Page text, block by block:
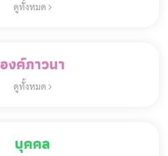
ดูทั้งหมด
องค์ภาวนา
ดูทั้งหมด
บุคคล